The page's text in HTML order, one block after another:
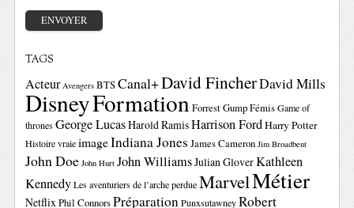
TAGS
Acteur Avengers BTSCanal+David FincherDavid Mills
DisneyFormationForrest GumpFémis Game of
thrones George LucasHarold RamisHarrison FordHarry Potter
Histoire vraie imageIndiana Jones James Cameron Jim Broadbent
John Doe John Hurt John WilliamsJulian GloverKathleen
Kennedy Les aventuriers de l’arche perdue MarvelMétier
NetflixPhil ConnorsPréparation Punxsutawney Robert